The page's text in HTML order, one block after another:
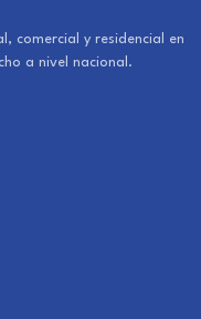
comercial y residencial en
a nivel nacional.